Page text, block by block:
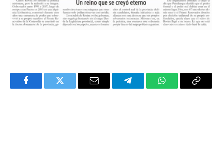
FacebookTwitter Email TelegramWhatsAppCopy